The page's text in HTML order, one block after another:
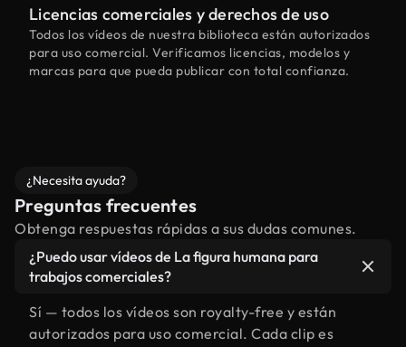
Licencias comerciales y derechos de uso
Todos los vídeos de nuestra biblioteca están autorizados
para uso comercial. Verificamos licencias, modelos y
marcas para que pueda publicar con total confianza.
¿Necesita ayuda?
Preguntas frecuentes
Obtenga respuestas rápidas a sus dudas comunes.
¿Puedo usar vídeos de La figura humana para
trabajos comerciales?
Sí — todos los vídeos son royalty-free y están
autorizados para uso comercial. Cada clip es